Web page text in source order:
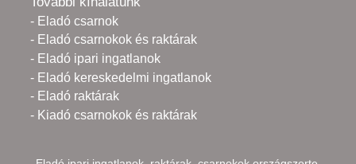
- Eladó csarnok
- Eladó csarnokok és raktárak
- Eladó ipari ingatlanok
- Eladó kereskedelmi ingatlanok
- Eladó raktárak
- Kiadó csarnokok és raktárak